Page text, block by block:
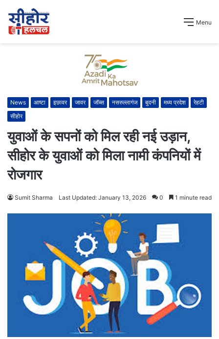
Menu
News आष्टा इछावर जावर जॉब्स नसरुल्लागंज बुदनी मध्य प्रदेश
रेहटी
सीहोर
युवाओं के सपनों को मिल रही नई उड़ान,
सीहोर के युवाओं को मिला नामी कंपनियों में
रोजगार
Sumit Sharma Last Updated: January 13, 2026 0 1 minute read